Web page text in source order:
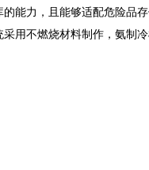
能力，且能够适配危险品
用不燃烧材料制作，氨制